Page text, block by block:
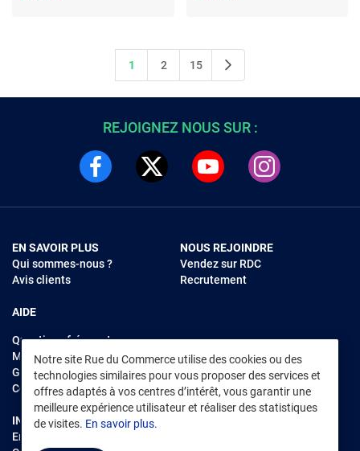
1 2 15
REJOIGNEZ NOUS SUR :
EN SAVOIR PLUS
Qui sommes-nous ?
Avis clients
AIDE
Questions fréquentes
Modes de règlements
Garantie et retours
Contacter Rue du Commerce
NOUS REJOINDRE
Vendez sur RDC
Recrutement
INFORMATIONS LÉGALES
Environnement
Notre site Rue du Commerce utilise des cookies ou des
technologies similaires pour vous proposer des services et
offres adaptés à vos centres d’intérêt, vous garantir une
meilleure expérience utilisateur et réaliser des statistiques
de visites. En savoir plus.